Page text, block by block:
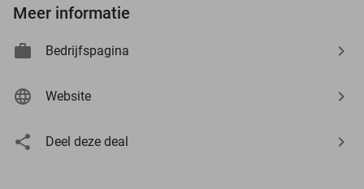
Meer informatie
Bedrijfspagina
Website
Deel deze deal